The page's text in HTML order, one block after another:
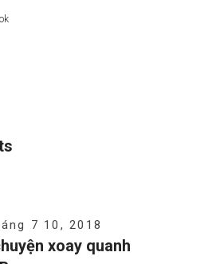
7 10, 2018
xoay quanh